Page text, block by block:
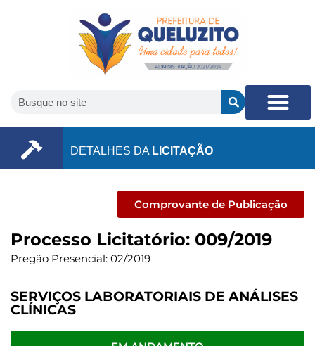
DETALHES DA LICITAÇÃO
Comprovante de Publicação
Processo Licitatório: 009/2019
Pregão Presencial: 02/2019
SERVIÇOS LABORATORIAIS DE ANÁLISES
CLÍNICAS